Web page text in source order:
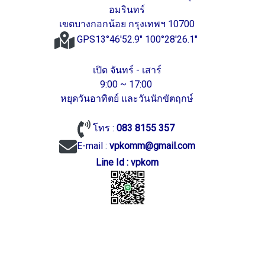
อมรินทร์
เขตบางกอกน้อย กรุงเทพฯ 10700
GPS13°46'52.9" 100°28'26.1"
เปิด จันทร์ - เสาร์
9:00 ~ 17:00
หยุดวันอาทิตย์ และวันนักขัตฤกษ์
โทร : 083 8155 357
E-mail : vpkomm@gmail.com
Line Id : vpkom